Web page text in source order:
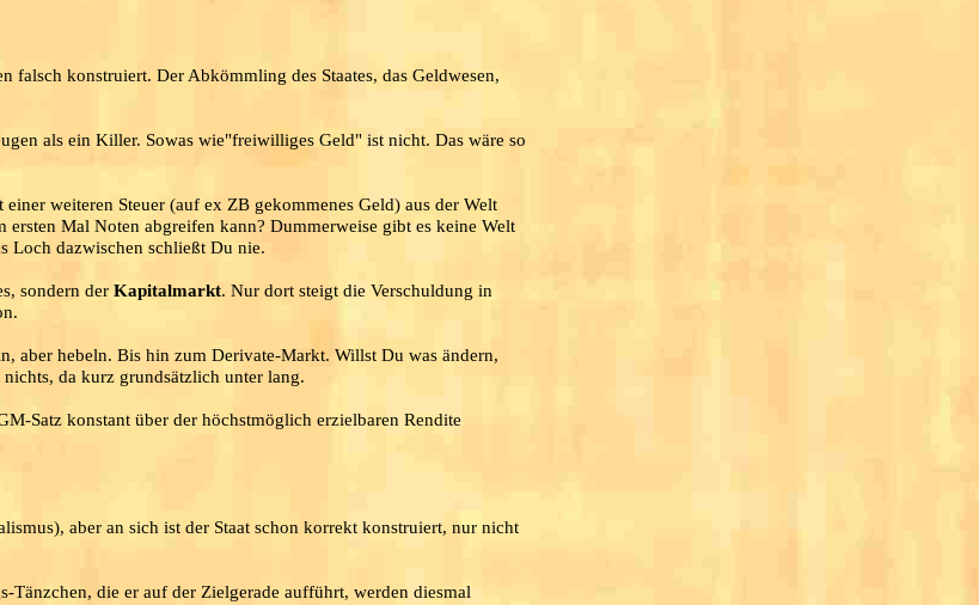
falsch konstruiert. Der Abkömmling des Staates, das Geldwesen,
als ein Killer. Sowas wie"freiwilliges Geld" ist nicht. Das wäre so
weiteren Steuer (auf ex ZB gekommenes Geld) aus der Welt
Mal Noten abgreifen kann? Dummerweise gibt es keine Welt
Loch dazwischen schließt Du nie.
sondern der Kapitalmarkt. Nur dort steigt die Verschuldung in
aber hebeln. Bis hin zum Derivate-Markt. Willst Du was ändern,
da kurz grundsätzlich unter lang.
Satz konstant über der höchstmöglich erzielbaren Rendite
aber an sich ist der Staat schon korrekt konstruiert, nur nicht
die er auf der Zielgerade aufführt, werden diesmal